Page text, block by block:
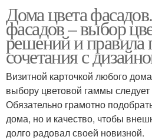
Дома цвета
фасадов – выбор
решений и правила
сочетания с
Визитной карточкой любого
выбору цветовой гаммы следует
Обязательно грамотно
дома, но и качество, чтобы
долго радовал своей новизной.